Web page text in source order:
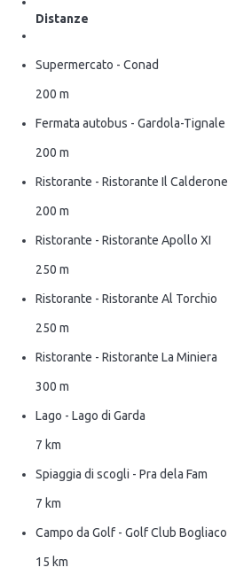
Distanze
Supermercato - Conad
200 m
Fermata autobus - Gardola-Tignale
200 m
Ristorante - Ristorante Il Calderone
200 m
Ristorante - Ristorante Apollo XI
250 m
Ristorante - Ristorante Al Torchio
250 m
Ristorante - Ristorante La Miniera
300 m
Lago - Lago di Garda
7 km
Spiaggia di scogli - Pra dela Fam
7 km
Campo da Golf - Golf Club Bogliaco
15 km